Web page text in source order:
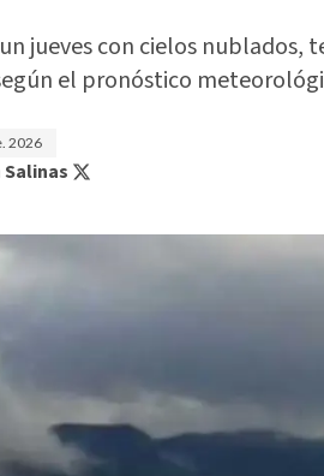
jueves con cielos nublados,
el pronóstico
2026
Salinas